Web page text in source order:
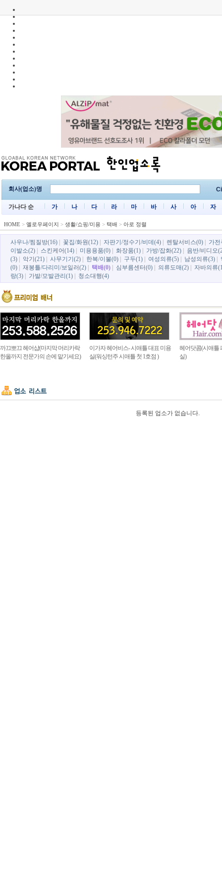
회사(업소)명
가나다 순 가 나 다 라 마 바 사 아 자
HOME > 옐로우페이지 > 생활/쇼핑/미용 > 택배 > 아로 정렬
사우나/찜질방(16) 꽃집/화원(12) 자판기/정수기/비데(4) 렌탈서비스(0)
가전
이발소(2)
스킨케어(14) 미용용품(0) 화장품(1) 가방/잡화(22)
음반/비디오
(3)
악기(21) 사무기기(2) 한복/이불(0) 구두(1) 여성의류(5) 남성의류(3)
(0)
재봉틀/다리미/보일러(2) 택배(0) 심부름센터(0) 의류도매(2)
자바의류
랑(3)
가발/모발관리(1) 청소대행(4)
까끄뽀끄 헤어샵(마지막 머리카락
한올까지 전문가의 손에 맡기세요)
이가자 헤어비스- 시애틀 대표 미용
실(워싱턴주 시애틀 첫 1호점 )
헤어닷콤(시애틀
실)
등록된 업소가 없습니다.